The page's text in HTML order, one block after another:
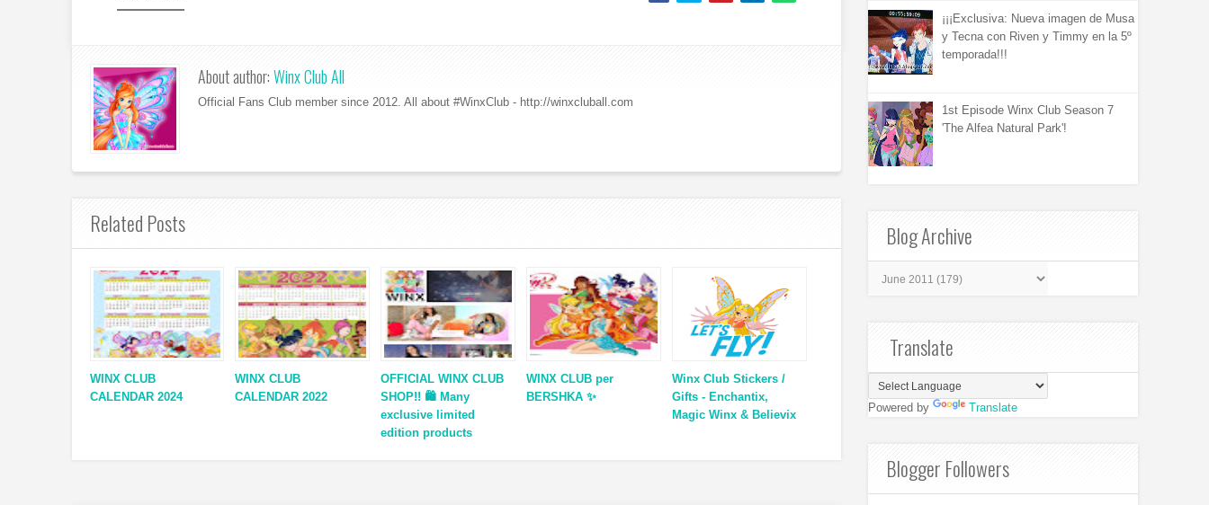
About author:Winx Club All
Official Fans Club member since 2012. All about #WinxClub - http://winxcluball.com
Related Posts
WINX CLUB
CALENDAR 2024
WINX CLUB
CALENDAR 2022
OFFICIAL WINX CLUB
SHOP!! 🛍 Many
exclusive limited
edition products
WINX CLUB per
BERSHKA ✨
Winx Club Stickers /
Gifts - Enchantix,
Magic Winx & Believix
¡¡¡Exclusiva: Nueva imagen de Musa
y Tecna con Riven y Timmy en la 5º
temporada!!!
1st Episode Winx Club Season 7
'The Alfea Natural Park'!
Blog Archive
Translate
Powered by Translate
Blogger Followers